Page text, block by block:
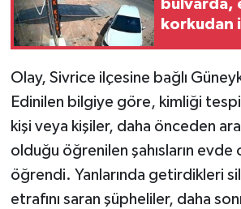
bulvarda,
korkudan
Olay, Sivrice ilçesine bağlı
Edinilen bilgiye göre, kimliği
kişi veya kişiler, daha önceden
olduğu öğrenilen şahısların
öğrendi. Yanlarında getirdikleri
etrafını saran şüpheliler, daha